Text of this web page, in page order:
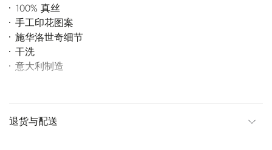
100% 真丝
手工印花图案
施华洛世奇细节
干洗
意大利制造
退货与配送